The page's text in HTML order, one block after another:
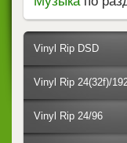
Vinyl Rip DSD
Vinyl Rip 24(32f)/
Vinyl Rip 24/96